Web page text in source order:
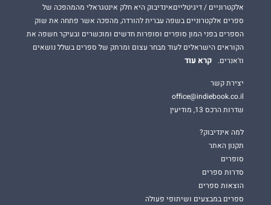
אלקטרוניים / דיגיטלייםאינדיבוק היא חלק אינטגראלי מהמהפכה של
ספרים אלקטרוניים בשפה עברית להורדה, מהפכה אשר פתחה את שוק
הספרים בפני המון סופרים וסופרות חדשים ומוכשרים ובעיקר חשפה את
הקוראים הישראלים לעוד מבחר עצום ומרתק של ספרים בשלל נושאים
וז'אנרים.
קרא עוד
יצירת קשר
office@indiebook.co.il
שדרות הרכס 13, מודיעין
למה אינדיבוק?
תקנון האתר
סופרים
סדרות ספרים
הוצאות ספרים
ספרים במבצעים ושיתופי פעולה